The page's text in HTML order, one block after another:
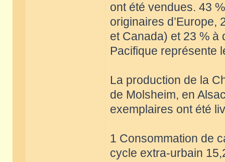
ont été vendues. 43
originaires d’Europe,
et Canada) et 23 % à
Pacifique représente
La production de la
de Molsheim, en
exemplaires ont été
1 Consommation de
cycle extra-urbain